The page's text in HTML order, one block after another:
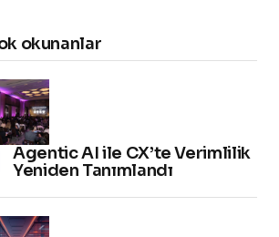
okunanlar
Agentic AI ile CX’te Verimlilik
Yeniden Tanımlandı